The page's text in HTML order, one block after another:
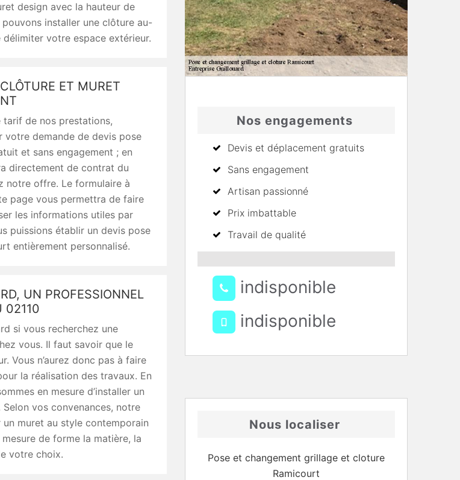
design avec la hauteur de
installer une clôture au-
votre espace extérieur.
ET MURET
tarif de nos prestations,
votre demande de devis pose
et sans engagement ; en
directement de contrat du
notre offre. Le formulaire à
page vous permettra de faire
les informations utiles par
puissions établir un devis pose
entièrement personnalisé.
UN PROFESSIONNEL
02110
si vous recherchez une
vous. Il faut savoir que le
Vous n’aurez donc pas à faire
la réalisation des travaux. En
en mesure d’installer un
vos convenances, notre
un muret au style contemporain
de forme la matière, la
votre choix.
Nos engagements
Devis et déplacement gratuits
Sans engagement
Artisan passionné
Prix imbattable
Travail de qualité
indisponible
indisponible
Nous localiser
Pose et changement grillage et cloture
Ramicourt